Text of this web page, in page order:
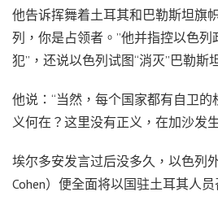
他告诉挥舞着土耳其和巴勒斯坦旗
列，你是占领者。”他并指控以色列
犯”，还说以色列试图“消灭”巴勒斯
他说：“当然，每个国家都有自卫
义何在？这里没有正义，在加沙发
埃尔多安发言过后没多久，以色列
Cohen）便全面将以国驻土耳其人员